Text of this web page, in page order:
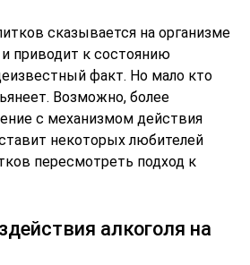
сказывается на организме
приводит к состоянию
факт. Но мало кто
Возможно, более
с механизмом действия
некоторых любителей
пересмотреть подход к
алкоголя на